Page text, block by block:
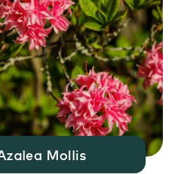
Mollis